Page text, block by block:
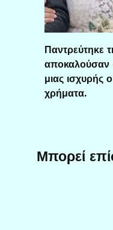
Παντρεύτηκε
αποκαλούσαν
μιας ισχυρής
χρήματα.
Μπορεί